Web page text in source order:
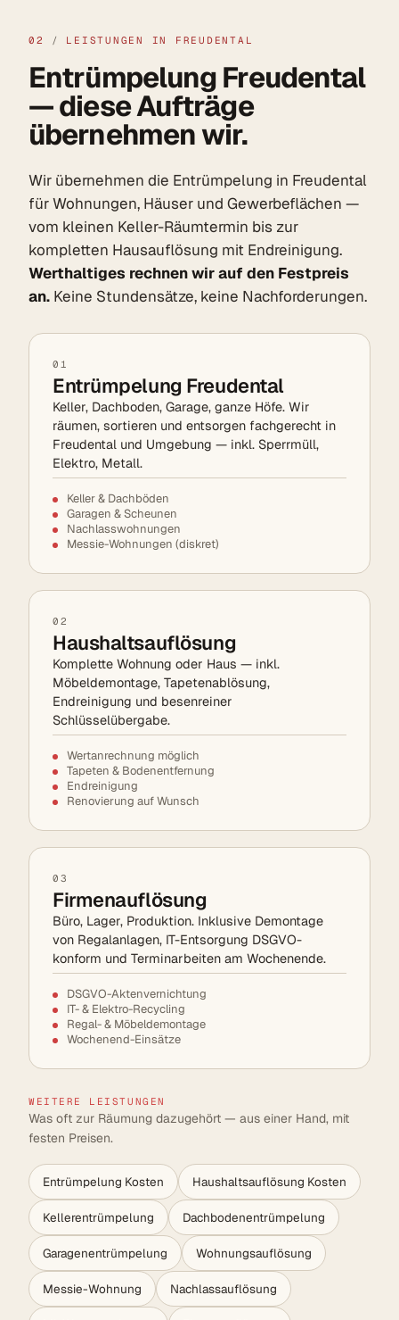
02 / LEISTUNGEN IN FREUDENTAL
Entrümpelung Freudental
— diese Aufträge
übernehmen wir.
Wir übernehmen die Entrümpelung in Freudental
für Wohnungen, Häuser und Gewerbeflächen —
vom kleinen Keller-Räumtermin bis zur
kompletten Hausauflösung mit Endreinigung.
Werthaltiges rechnen wir auf den Festpreis
an. Keine Stundensätze, keine Nachforderungen.
01
Entrümpelung Freudental
Keller, Dachboden, Garage, ganze Höfe. Wir
räumen, sortieren und entsorgen fachgerecht in
Freudental und Umgebung — inkl. Sperrmüll,
Elektro, Metall.
Keller & Dachböden
Garagen & Scheunen
Nachlasswohnungen
Messie-Wohnungen (diskret)
02
Haushaltsauflösung
Komplette Wohnung oder Haus — inkl.
Möbeldemontage, Tapetenablösung,
Endreinigung und besenreiner
Schlüsselübergabe.
Wertanrechnung möglich
Tapeten & Bodenentfernung
Endreinigung
Renovierung auf Wunsch
03
Firmenauflösung
Büro, Lager, Produktion. Inklusive Demontage
von Regalanlagen, IT-Entsorgung DSGVO-
konform und Terminarbeiten am Wochenende.
DSGVO-Aktenvernichtung
IT- & Elektro-Recycling
Regal- & Möbeldemontage
Wochenend-Einsätze
WEITERE LEISTUNGEN
Was oft zur Räumung dazugehört — aus einer Hand, mit
festen Preisen.
Entrümpelung Kosten Haushaltsauflösung Kosten
Kellerentrümpelung Dachbodenentrümpelung
Garagenentrümpelung Wohnungsauflösung
Messie-Wohnung Nachlassauflösung